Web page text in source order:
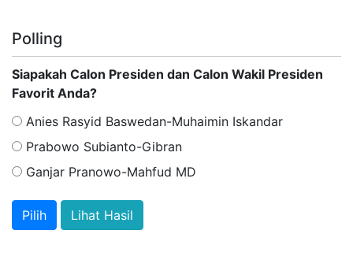
Polling
Siapakah Calon Presiden dan Calon Wakil Presiden
Favorit Anda?
Anies Rasyid Baswedan-Muhaimin Iskandar
Prabowo Subianto-Gibran
Ganjar Pranowo-Mahfud MD
Lihat Hasil